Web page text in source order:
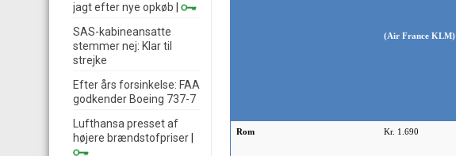
(Air France KLM)
Rom Kr. 1.690
jagt efter nye opkøb
SAS-kabineansatte
stemmer nej: Klar til
strejke
Efter års forsinkelse: FAA
godkender Boeing 737-7
Lufthansa presset af
højere brændstofpriser